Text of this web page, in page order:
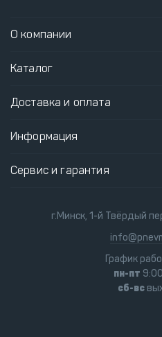
О компании
Каталог
Доставка и оплата
Информация
Сервис и гарантия
г.Минск, 1-й Твёрдый
График
пн-пт
сб-вс